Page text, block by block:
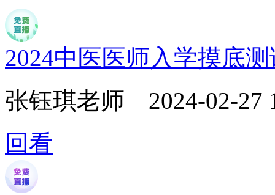
2024中医医师入学摸底
张钰琪老师 2024-02-27
回看